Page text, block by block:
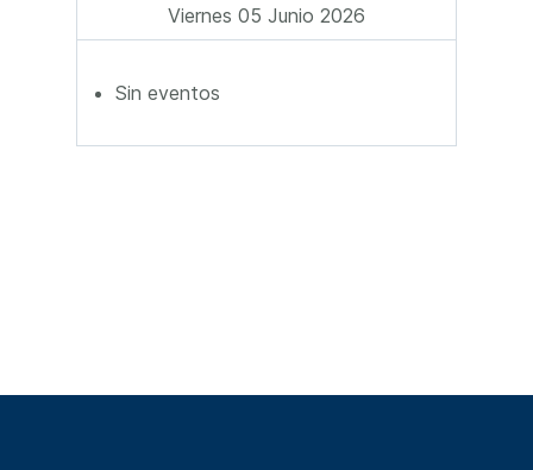
Viernes 05 Junio 2026
Sin eventos